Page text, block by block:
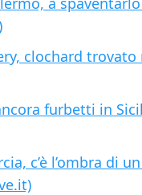
clochard
furbetti in
c’è l’ombra di